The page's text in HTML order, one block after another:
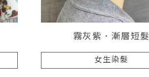
霧灰紫．漸層短髮
女生染髮